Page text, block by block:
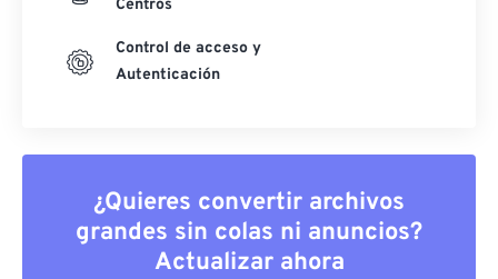
Centros
Control de acceso y
Autenticación
¿Quieres convertir archivos
grandes sin colas ni anuncios?
Actualizar ahora